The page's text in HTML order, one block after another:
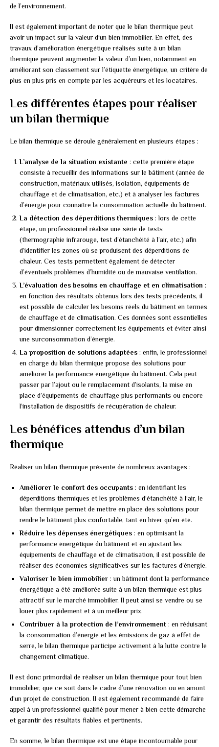
de l’environnement.
Il est également important de noter que le bilan thermique peut
avoir un impact sur la valeur d’un bien immobilier. En effet, des
travaux d’amélioration énergétique réalisés suite à un bilan
thermique peuvent augmenter la valeur d’un bien, notamment en
améliorant son classement sur l’étiquette énergétique, un critère de
plus en plus pris en compte par les acquéreurs et les locataires.
Les différentes étapes pour réaliser
un bilan thermique
Le bilan thermique se déroule généralement en plusieurs étapes :
L’analyse de la situation existante : cette première étape
consiste à recueillir des informations sur le bâtiment (année de
construction, matériaux utilisés, isolation, équipements de
chauffage et de climatisation, etc.) et à analyser les factures
d’énergie pour connaître la consommation actuelle du bâtiment.
La détection des déperditions thermiques : lors de cette
étape, un professionnel réalise une série de tests
(thermographie infrarouge, test d’étanchéité à l’air, etc.) afin
d’identifier les zones où se produisent des déperditions de
chaleur. Ces tests permettent également de détecter
d’éventuels problèmes d’humidité ou de mauvaise ventilation.
L’évaluation des besoins en chauffage et en climatisation :
en fonction des résultats obtenus lors des tests précédents, il
est possible de calculer les besoins réels du bâtiment en termes
de chauffage et de climatisation. Ces données sont essentielles
pour dimensionner correctement les équipements et éviter ainsi
une surconsommation d’énergie.
La proposition de solutions adaptées : enfin, le professionnel
en charge du bilan thermique propose des solutions pour
améliorer la performance énergétique du bâtiment. Cela peut
passer par l’ajout ou le remplacement d’isolants, la mise en
place d’équipements de chauffage plus performants ou encore
l’installation de dispositifs de récupération de chaleur.
Les bénéfices attendus d’un bilan
thermique
Réaliser un bilan thermique présente de nombreux avantages :
Améliorer le confort des occupants : en identifiant les
déperditions thermiques et les problèmes d’étanchéité à l’air, le
bilan thermique permet de mettre en place des solutions pour
rendre le bâtiment plus confortable, tant en hiver qu’en été.
Réduire les dépenses énergétiques : en optimisant la
performance énergétique du bâtiment et en ajustant les
équipements de chauffage et de climatisation, il est possible de
réaliser des économies significatives sur les factures d’énergie.
Valoriser le bien immobilier : un bâtiment dont la performance
énergétique a été améliorée suite à un bilan thermique est plus
attractif sur le marché immobilier. Il peut ainsi se vendre ou se
louer plus rapidement et à un meilleur prix.
Contribuer à la protection de l’environnement : en réduisant
la consommation d’énergie et les émissions de gaz à effet de
serre, le bilan thermique participe activement à la lutte contre le
changement climatique.
Il est donc primordial de réaliser un bilan thermique pour tout bien
immobilier, que ce soit dans le cadre d’une rénovation ou en amont
d’un projet de construction. Il est également recommandé de faire
appel à un professionnel qualifié pour mener à bien cette démarche
et garantir des résultats fiables et pertinents.
En somme, le bilan thermique est une étape incontournable pour